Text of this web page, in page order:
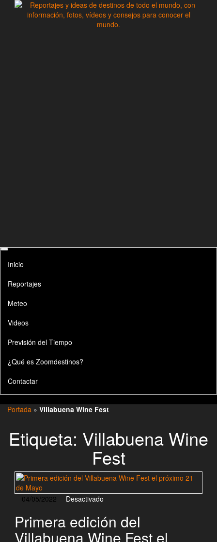
Saltar
Inicio
Reportajes
Meteo
Videos
Previsión del Tiempo
¿Qué es Zoomdestinos?
Contactar
Portada » Villabuena Wine Fest
Etiqueta: Villabuena Wine
Fest
04/05/2022 Desactivado
Primera edición del
Villabuena Wine Fest el